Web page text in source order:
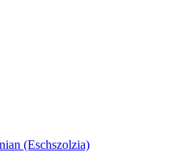
(Eschszolzia)